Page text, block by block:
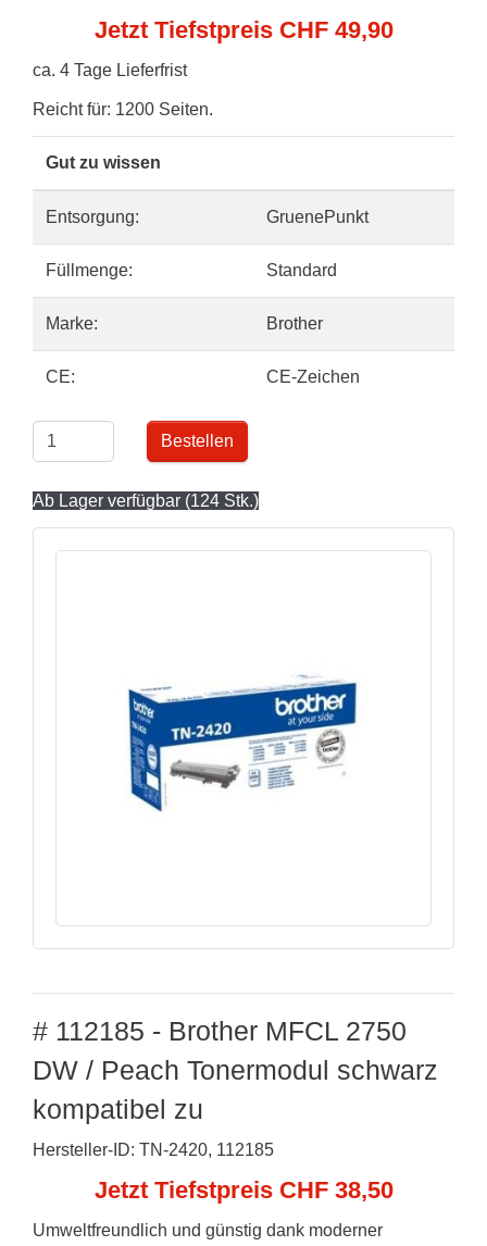
Jetzt Tiefstpreis CHF 49,90
ca. 4 Tage Lieferfrist
Reicht für: 1200 Seiten.
Gut zu wissen
Entsorgung: GruenePunkt
Füllmenge: Standard
Marke: Brother
CE: CE-Zeichen
Bestellen
Ab Lager verfügbar (124 Stk.)
# 112185 - Brother MFCL 2750
DW / Peach Tonermodul schwarz
kompatibel zu
Hersteller-ID: TN-2420, 112185
Jetzt Tiefstpreis CHF 38,50
Umweltfreundlich und günstig dank moderner